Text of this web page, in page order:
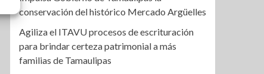
conservación del histórico Mercado Argüelles
Agiliza el ITAVU procesos de escrituración
para brindar certeza patrimonial a más
familias de Tamaulipas